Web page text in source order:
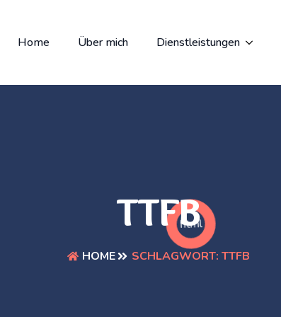
Home Über mich Dienstleistungen
TTFB
HOME SCHLAGWORT: TTFB
html